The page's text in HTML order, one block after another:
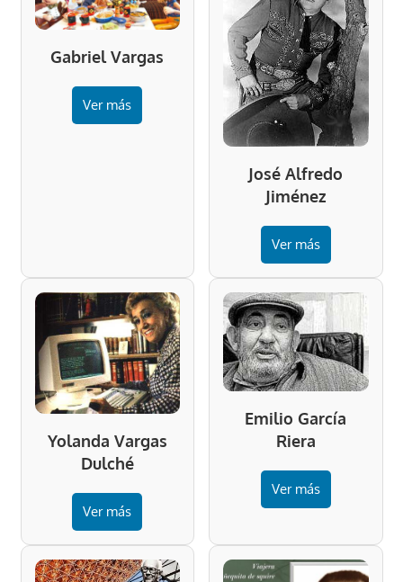
Gabriel Vargas
Ver más
José Alfredo
Jiménez
Ver más
Yolanda Vargas
Dulché
Ver más
Emilio García
Riera
Ver más